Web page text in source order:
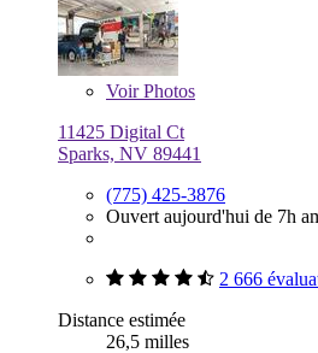
VoirPhotos
11425 Digital Ct
Sparks, NV 89441
(775) 425-3876
Ouvert aujourd'hui de 7h
2 666
Distance estimée
26,5 milles